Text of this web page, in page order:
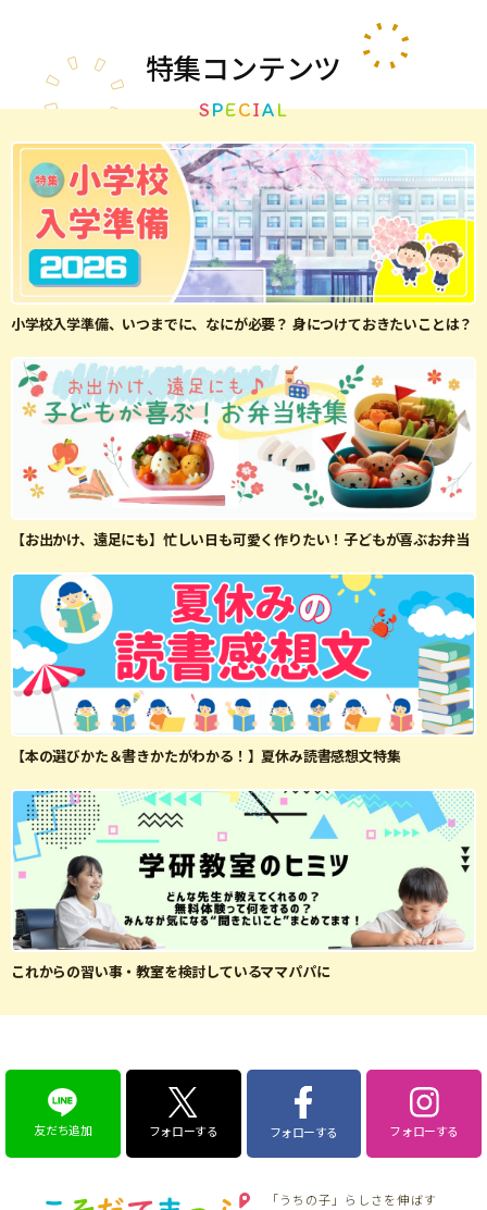
特集コンテンツ
SPECIAL
小学校入学準備、いつまでに、なにが必要？ 身につけておきたいことは？
【お出かけ、遠足にも】忙しい日も可愛く作りたい！子どもが喜ぶお弁当
【本の選びかた＆書きかたがわかる！】夏休み読書感想文特集
これからの習い事・教室を検討しているママパパに
友だち追加 フォローする フォローする フォローする
「うちの子」らしさを伸ばす